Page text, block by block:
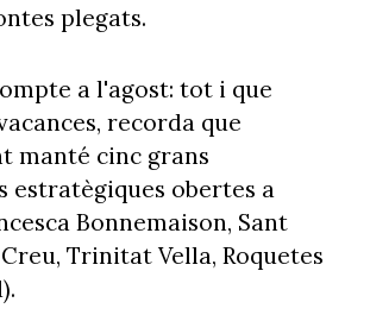
plegats.
a l'agost: tot i que
recorda que
manté cinc grans
estratègiques obertes a
Bonnemaison, Sant
Trinitat Vella, Roquetes